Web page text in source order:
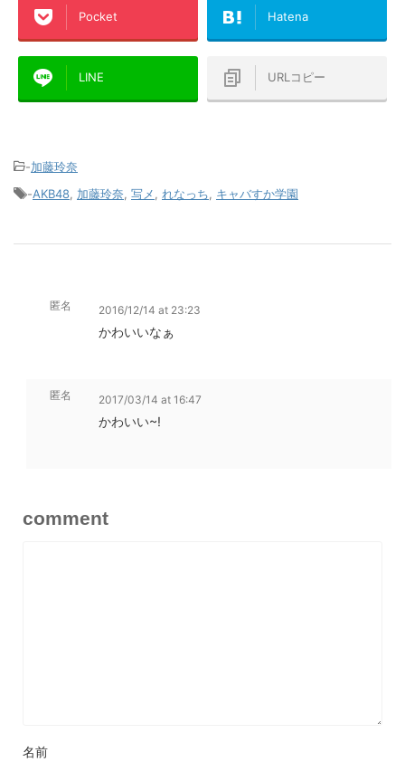
Pocket Hatena
LINE URLコピー
-加藤玲奈
-AKB48, 加藤玲奈, 写メ, れなっち, キャバすか学園
匿名 2016/12/14 at 23:23
かわいいなぁ
匿名 2017/03/14 at 16:47
かわいい~!
comment
名前